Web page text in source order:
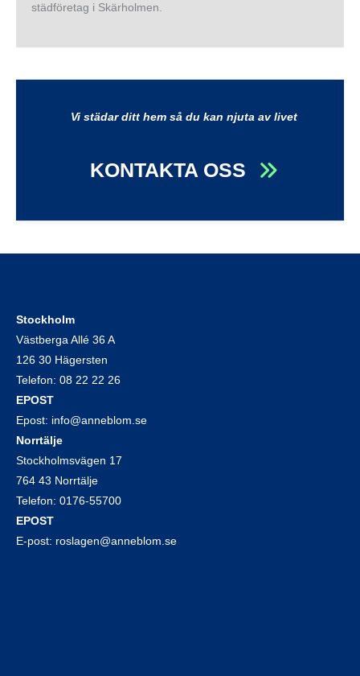
städföretag i Skärholmen.
Vi städar ditt hem så du kan njuta av livet
KONTAKTA OSS
Stockholm
Västberga Allé 36 A
126 30 Hägersten
Telefon: 08 22 22 26
EPOST
Epost: info@anneblom.se
Norrtälje
Stockholmsvägen 17
764 43 Norrtälje
Telefon: 0176-55700
EPOST
E-post: roslagen@anneblom.se